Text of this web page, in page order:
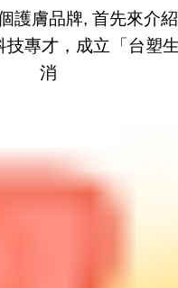
護膚品牌, 首先來介
技專才，成立 「台塑